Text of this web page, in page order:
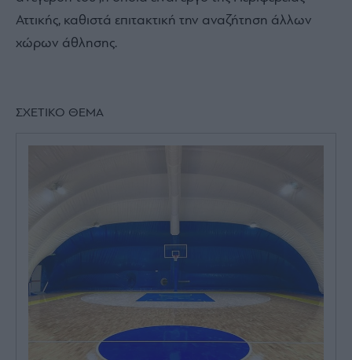
Αττικής, καθιστά επιτακτική την αναζήτηση άλλων
χώρων άθλησης.
ΣΧΕΤΙΚΟ ΘΕΜΑ